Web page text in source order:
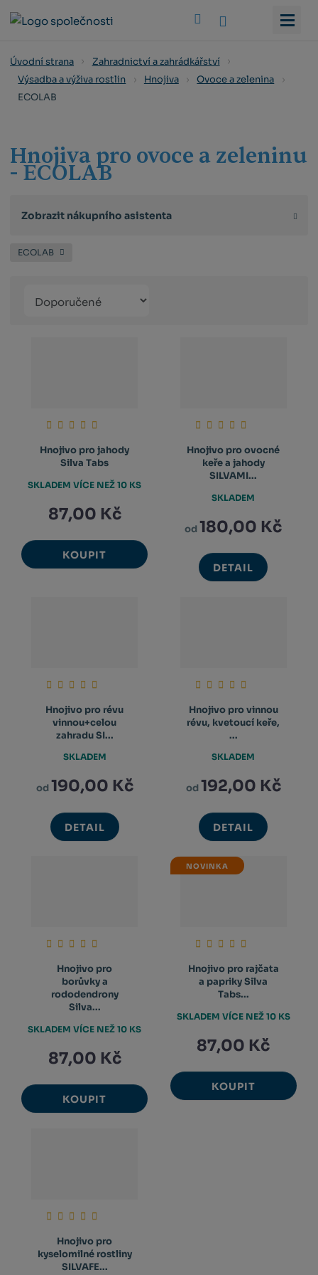
Úvodní strana
Zahradnictví a zahrádkářství
Výsadba a výživa rostlin
Hnojiva
Ovoce a zelenina
ECOLAB
Hnojiva pro ovoce a zeleninu
- ECOLAB
Zobrazit nákupního asistenta
ECOLAB
produktů
Hnojivo pro jahody
Silva Tabs
87,00 Kč
KOUPIT
SKLADEM VÍCE NEŽ 10 KS
Hnojivo pro ovocné
keře a jahody
SILVAMI...
od 180,00 Kč
DETAIL
SKLADEM
Hnojivo pro révu
vinnou+celou
zahradu SI...
od190,00 Kč
DETAIL
SKLADEM
Hnojivo pro vinnou
révu, kvetoucí keře,
...
od192,00 Kč
DETAIL
SKLADEM
Hnojivo pro
borůvky a
rododendrony
Silva...
87,00 Kč
KOUPIT
SKLADEM VÍCE NEŽ 10 KS
NOVINKA
Hnojivo pro rajčata
a papriky Silva
Tabs...
87,00 Kč
KOUPIT
SKLADEM VÍCE NEŽ 10 KS
Hnojivo pro
kyselomilné rostliny
SILVAFE...